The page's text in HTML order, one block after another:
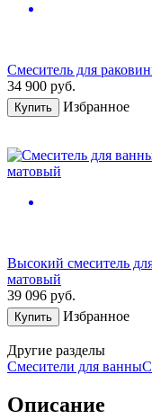
Смеситель для
34 900 руб.
Купить Избранное
Высокий смеситель
матовый
39 096 руб.
Купить Избранное
Другие разделы
Смесители для ванны
Описание